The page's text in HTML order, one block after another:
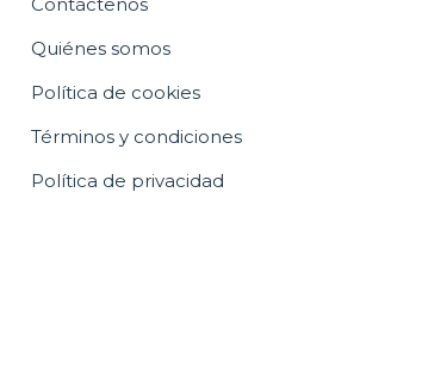
Quiénes somos
Política de cookies
Términos y condiciones
Política de privacidad